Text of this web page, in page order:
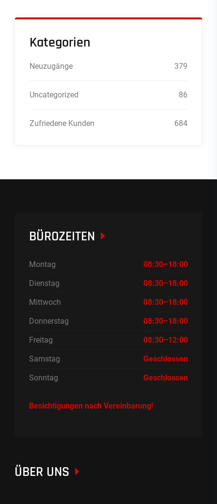
Kategorien
Neuzugänge 379
Uncategorized 86
Zufriedene Kunden 684
BÜROZEITEN
Montag 08:30–18:00
Dienstag 08:30–18:00
Mittwoch 08:30–18:00
Donnerstag 08:30–18:00
Freitag 08:30–12:00
Samstag Geschlossen
Sonntag Geschlossen
Besichtigungen nach Vereinbarung!
ÜBER UNS